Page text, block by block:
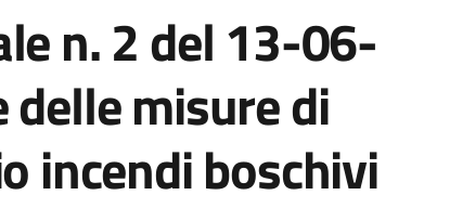
n. 2 del 13-06-
misure di
incendi boschivi